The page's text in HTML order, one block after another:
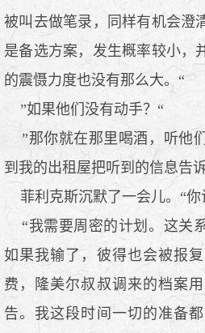
被叫去做笔录，同样有机会澄
是备选方案，发生概率较小，
的震慑力度也没有那么大。“
”如果他们没有动手？“
”那你就在那里喝酒，听他
到我的出租屋把听到的信息告
菲利克斯沉默了一会儿。“你
“我需要周密的计划。这关
如果我输了，彼得也会被报
费，隆美尔叔叔调来的档案
告。我这段时间一切的准备